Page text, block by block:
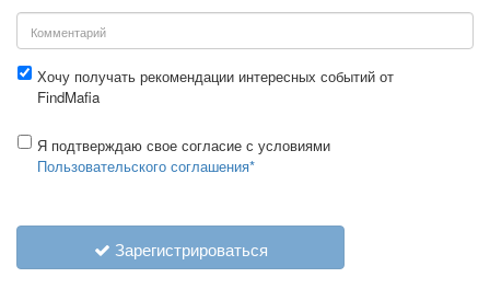
Хочу получать рекомендации интересных событий от
FindMafia
Я подтверждаю свое согласие с условиями
Пользовательского соглашения*
Зарегистрироваться